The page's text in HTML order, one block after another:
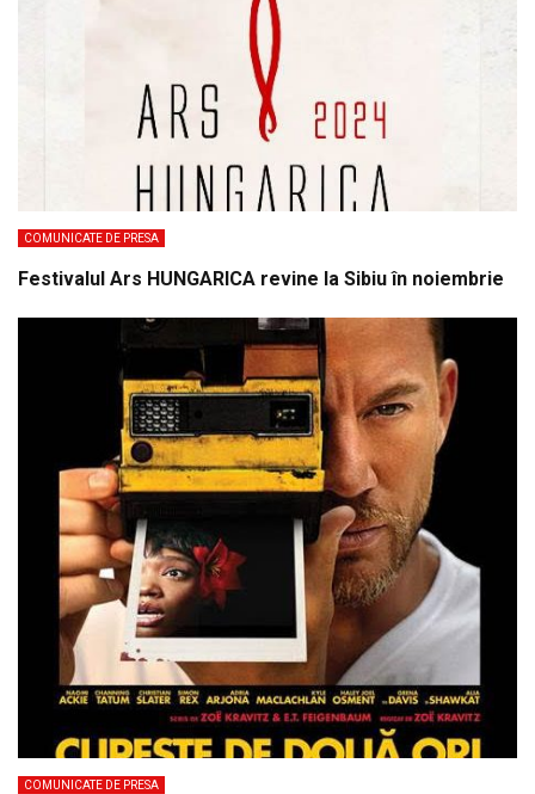
COMUNICATE DE PRESA
Festivalul Ars HUNGARICA revine la Sibiu în noiembrie
COMUNICATE DE PRESA